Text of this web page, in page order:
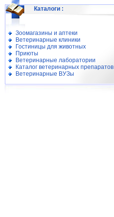
Каталоги :
Зоомагазины и аптеки
Ветеринарные клиники
Гостиницы для животных
Приюты
Ветеринарные лаборатории
Каталог ветеринарных препаратов
Ветеринарные ВУЗы